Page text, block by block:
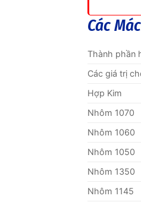
Các
Thành phần
Các giá trị
Hợp Kim
Nhôm 1070
Nhôm 1060
Nhôm 1050
Nhôm 1350
Nhôm 1145